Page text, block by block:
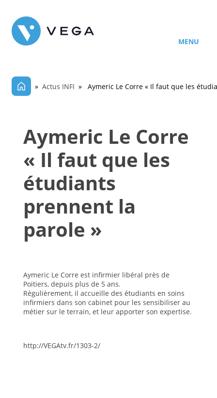
MENU
» Actus INFI » Aymeric Le Corre « Il faut que les
Aymeric Le Corre
« Il faut que les
étudiants
prennent la
parole »
Aymeric Le Corre est infirmier libéral près de
Poitiers, depuis plus de 5 ans.
Régulièrement, il accueille des étudiants en soins
infirmiers dans son cabinet pour les sensibiliser au
métier sur le terrain, et leur apporter son expertise.
http://VEGAtv.fr/1303-2/